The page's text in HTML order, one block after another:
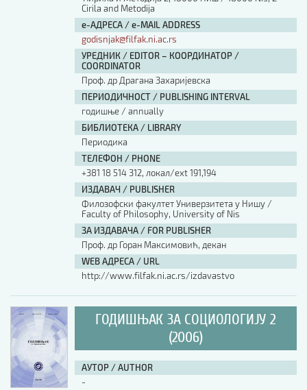
Cirila and Metodija
е-АДРЕСА / e-MAIL ADDRESS
godisnjak@filfak.ni.ac.rs
УРЕДНИК / EDITOR – КООРДИНАТОР /
COORDINATOR
Проф. др Драгана Захаријевска
ПЕРИОДИЧНОСТ / PUBLISHING INTERVAL
годишње / annually
БИБЛИОТЕКА / LIBRARY
Периодика
ТЕЛЕФОН / PHONE
+381 18 514 312, локал/ext 191,194
ИЗДАВАЧ / PUBLISHER
Филозофски факултет Универзитета у Нишу /
Faculty of Philosophy, University of Nis
ЗА ИЗДАВАЧА / FOR PUBLISHER
Проф. др Горан Максимовић, декан
WEB АДРЕСА / URL
http://www.filfak.ni.ac.rs/izdavastvo
ГОДИШЊАК ЗА СОЦИОЛОГИЈУ 2
(2006)
АУТОР / AUTHOR
-